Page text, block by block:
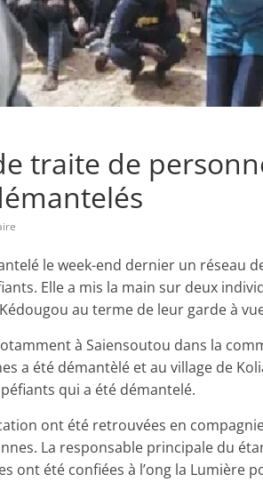
traite de
le week-end dernier un réseau
Elle a mis la main sur deux
au terme de leur garde à
à Saiensoutou dans la
a été démantèlé et au village de
qui a été démantelé.
ont été retrouvées en
La responsable principale du
ont été confiées à l’ong la Lumière